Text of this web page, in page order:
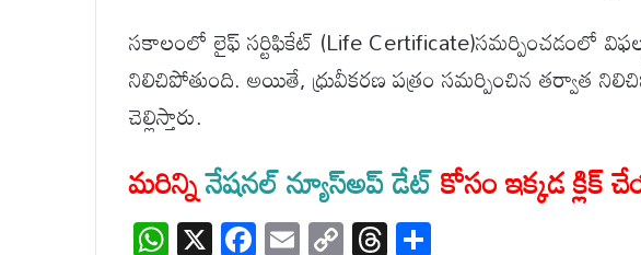
సకాలంలో లైఫ్ సర్టిఫికేట్ (Life Certificate)సమర్పించడంలో
నిలిచిపోతుంది. అయితే, ధ్రువీకరణ పత్రం సమర్పించిన తర్వాత
చెల్లిస్తారు.
మరిన్నినేషనల్ న్యూస్అప్ డేట్కోసం ఇక్కడ క్లిక్
W X F E C T